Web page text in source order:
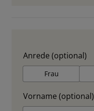
Anrede (optional)
Frau
Vorname (optional)